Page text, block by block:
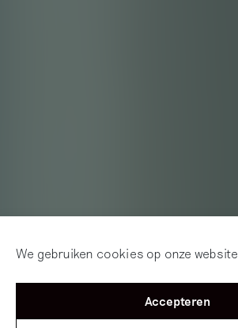
We gebruiken cookies op onze website
Accepteren